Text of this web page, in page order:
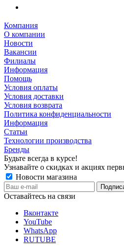
Компания
О компании
Новости
Вакансии
Филиалы
Информация
Помощь
Условия оплаты
Условия доставки
Условия возврата
Политика конфиденциальности
Информация
Статьи
Технологии производства
Бренды
Будьте всегда в курсе!
Узнавайте о скидках и акциях
Новости магазина
Оставайтесь на связи
Вконтакте
YouTube
WhatsApp
RUTUBE